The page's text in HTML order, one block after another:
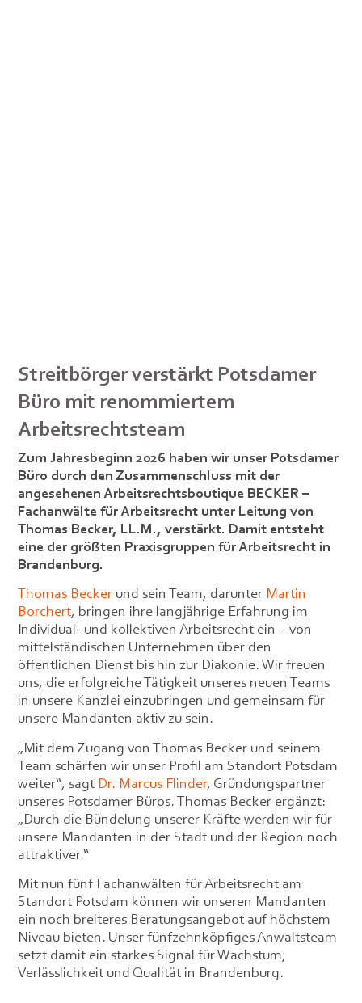
Streitbörger verstärkt Potsdamer
Büro mit renommiertem
Arbeitsrechtsteam
Zum Jahresbeginn 2026 haben wir unser Potsdamer
Büro durch den Zusammenschluss mit der
angesehenen Arbeitsrechtsboutique BECKER –
Fachanwälte für Arbeitsrecht unter Leitung von
Thomas Becker, LL.M., verstärkt. Damit entsteht
eine der größten Praxisgruppen für Arbeitsrecht in
Brandenburg.
Thomas Becker und sein Team, darunter Martin
Borchert, bringen ihre langjährige Erfahrung im
Individual- und kollektiven Arbeitsrecht ein – von
mittelständischen Unternehmen über den
öffentlichen Dienst bis hin zur Diakonie. Wir freuen
uns, die erfolgreiche Tätigkeit unseres neuen Teams
in unsere Kanzlei einzubringen und gemeinsam für
unsere Mandanten aktiv zu sein.
„Mit dem Zugang von Thomas Becker und seinem
Team schärfen wir unser Profil am Standort Potsdam
weiter“, sagt Dr. Marcus Flinder, Gründungspartner
unseres Potsdamer Büros. Thomas Becker ergänzt:
„Durch die Bündelung unserer Kräfte werden wir für
unsere Mandanten in der Stadt und der Region noch
attraktiver.“
Mit nun fünf Fachanwälten für Arbeitsrecht am
Standort Potsdam können wir unseren Mandanten
ein noch breiteres Beratungsangebot auf höchstem
Niveau bieten. Unser fünfzehnköpfiges Anwaltsteam
setzt damit ein starkes Signal für Wachstum,
Verlässlichkeit und Qualität in Brandenburg.